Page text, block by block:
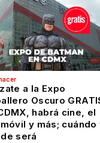
a la Expo
Oscuro
habrá cine, el
y más; cuándo
será